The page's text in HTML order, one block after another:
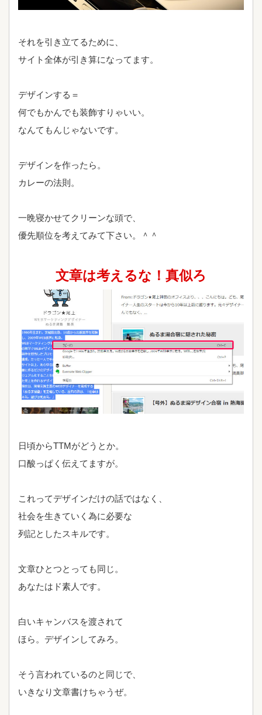
それを引き立てるために、
サイト全体が引き算になってます。
デザインする＝
何でもかんでも装飾すりゃいい。
なんてもんじゃないです。
デザインを作ったら。
カレーの法則。
一晩寝かせてクリーンな頭で、
優先順位を考えてみて下さい。＾＾
文章は考えるな！真似ろ
日頃からTTMがどうとか。
口酸っぱく伝えてますが。
これってデザインだけの話ではなく、
社会を生きていく為に必要な
列記としたスキルです。
文章ひとつとっても同じ。
あなたはド素人です。
白いキャンバスを渡されて
ほら。デザインしてみろ。
そう言われているのと同じで、
いきなり文章書けちゃうぜ。